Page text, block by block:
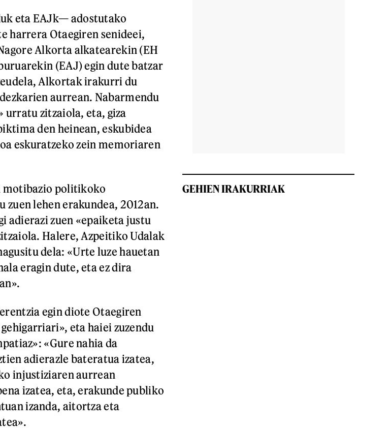
eta EAJk— adostutako
harrera Otaegiren senideei,
Alkorta alkatearekin (EH
(EAJ) egin dute batzar
Alkortak irakurri du
aurrean. Nabarmendu
urratu zitzaiola, eta, giza
den heinean, eskubidea
eskuratzeko zein memoriaren
motibazio politikoko
lehen erakundea, 2012an.
adierazi zuen «epaiketa justu
Halere, Azpeitiko Udalak
dela: «Urte luze hauetan
eragin dute, eta ez dira
egin diote Otaegiren
eta haiei zuzendu
«Gure nahia da
adierazle bateratua izatea,
injustiziaren aurrean
izatea, eta, erakunde publiko
izanda, aitortza eta
GEHIEN IRAKURRIAK